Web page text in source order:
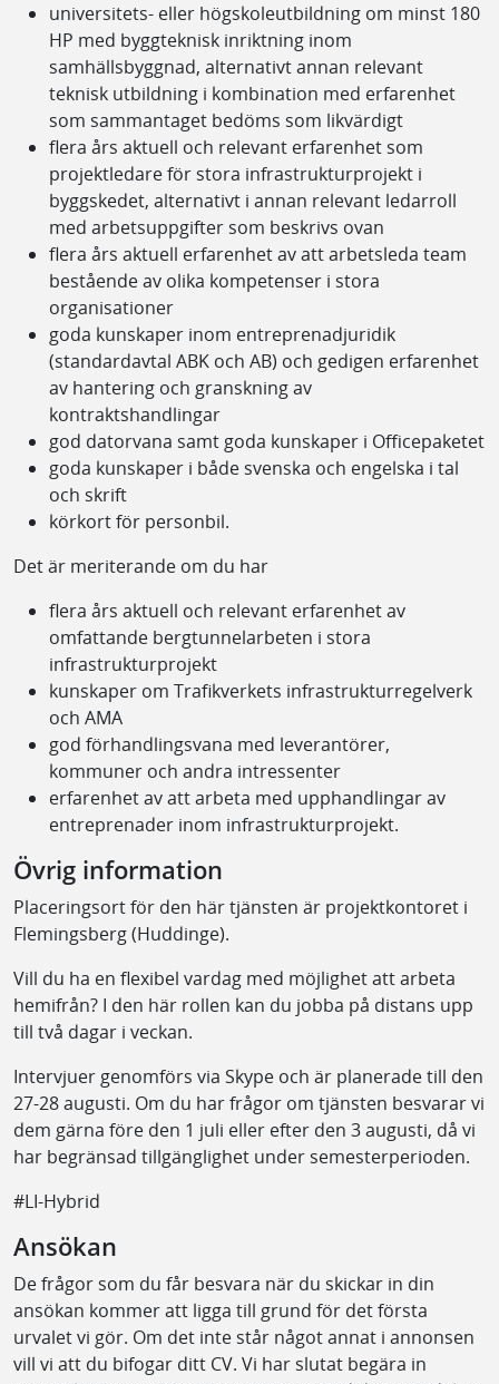
universitets- eller högskoleutbildning om minst 180
HP med byggteknisk inriktning inom
samhällsbyggnad, alternativt annan relevant
teknisk utbildning i kombination med erfarenhet
som sammantaget bedöms som likvärdigt
flera års aktuell och relevant erfarenhet som
projektledare för stora infrastrukturprojekt i
byggskedet, alternativt i annan relevant ledarroll
med arbetsuppgifter som beskrivs ovan
flera års aktuell erfarenhet av att arbetsleda team
bestående av olika kompetenser i stora
organisationer
goda kunskaper inom entreprenadjuridik
(standardavtal ABK och AB) och gedigen erfarenhet
av hantering och granskning av
kontraktshandlingar
god datorvana samt goda kunskaper i Officepaketet
goda kunskaper i både svenska och engelska i tal
och skrift
körkort för personbil.
Det är meriterande om du har
flera års aktuell och relevant erfarenhet av
omfattande bergtunnelarbeten i stora
infrastrukturprojekt
kunskaper om Trafikverkets infrastrukturregelverk
och AMA
god förhandlingsvana med leverantörer,
kommuner och andra intressenter
erfarenhet av att arbeta med upphandlingar av
entreprenader inom infrastrukturprojekt.
Övrig information
Placeringsort för den här tjänsten är projektkontoret i
Flemingsberg (Huddinge).
Vill du ha en flexibel vardag med möjlighet att arbeta
hemifrån? I den här rollen kan du jobba på distans upp
till två dagar i veckan.
Intervjuer genomförs via Skype och är planerade till den
27-28 augusti. Om du har frågor om tjänsten besvarar vi
dem gärna före den 1 juli eller efter den 3 augusti, då vi
har begränsad tillgänglighet under semesterperioden.
#LI-Hybrid
Ansökan
De frågor som du får besvara när du skickar in din
ansökan kommer att ligga till grund för det första
urvalet vi gör. Om det inte står något annat i annonsen
vill vi att du bifogar ditt CV. Vi har slutat begära in